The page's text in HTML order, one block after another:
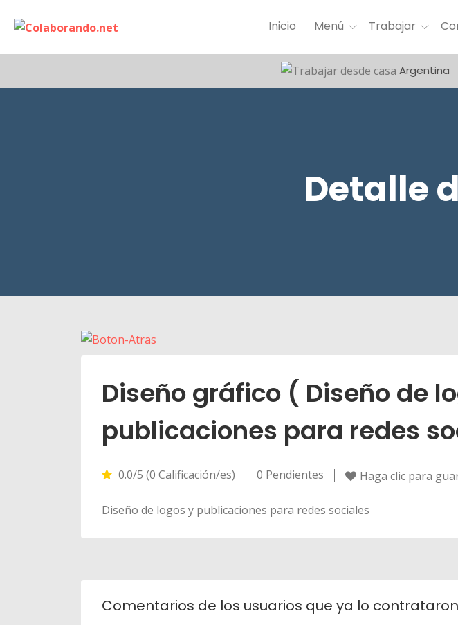
Inicio Menú Trabajar
Argentina
Detalle
Diseño gráfico ( Diseño de
publicaciones para redes
0.0/5 (0 Calificación/es) 0 Pendientes Haga clic para
Diseño de logos y publicaciones para redes sociales
Comentarios de los usuarios que ya lo